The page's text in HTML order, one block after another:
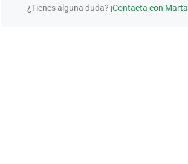
¿Tienes alguna duda? ¡Contacta con Marta